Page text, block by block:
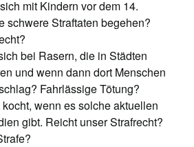
mit Kindern vor dem 14.
schwere Straftaten begehen?
bei Rasern, die in Städten
und wenn dann dort Menschen
Fahrlässige Tötung?
wenn es solche aktuellen
gibt. Reicht unser Strafrecht?